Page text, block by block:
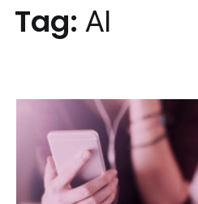
Tag: AI